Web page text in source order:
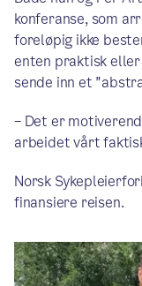
konferanse, som
foreløpig ikke
enten praktisk
sende inn et
– Det er
arbeidet vårt
Norsk
finansiere reisen.